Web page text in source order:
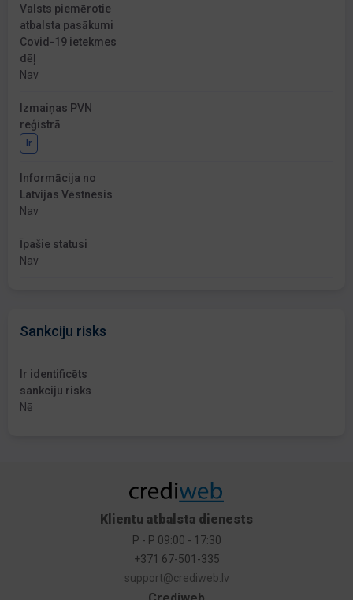
Valsts piemērotie
atbalsta pasākumi
Covid-19 ietekmes
dēļ
Nav
Izmaiņas PVN
reģistrā
Ir
Informācija no
Latvijas Vēstnesis
Nav
Īpašie statusi
Nav
Sankciju risks
Ir identificēts
sankciju risks
Nē
Klientu atbalsta dienests
P - P 09:00 - 17:30
+371 67-501-335
support@crediweb.lv